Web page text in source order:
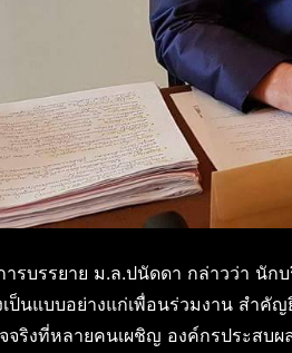
รบรรยาย ม.ล.ปนัดดา กล่าวว่า นัก
ป็นแบบอย่างแก่เพื่อนร่วมงาน สำคั
จริงที่หลายคนเผชิญ องค์กรประสบ